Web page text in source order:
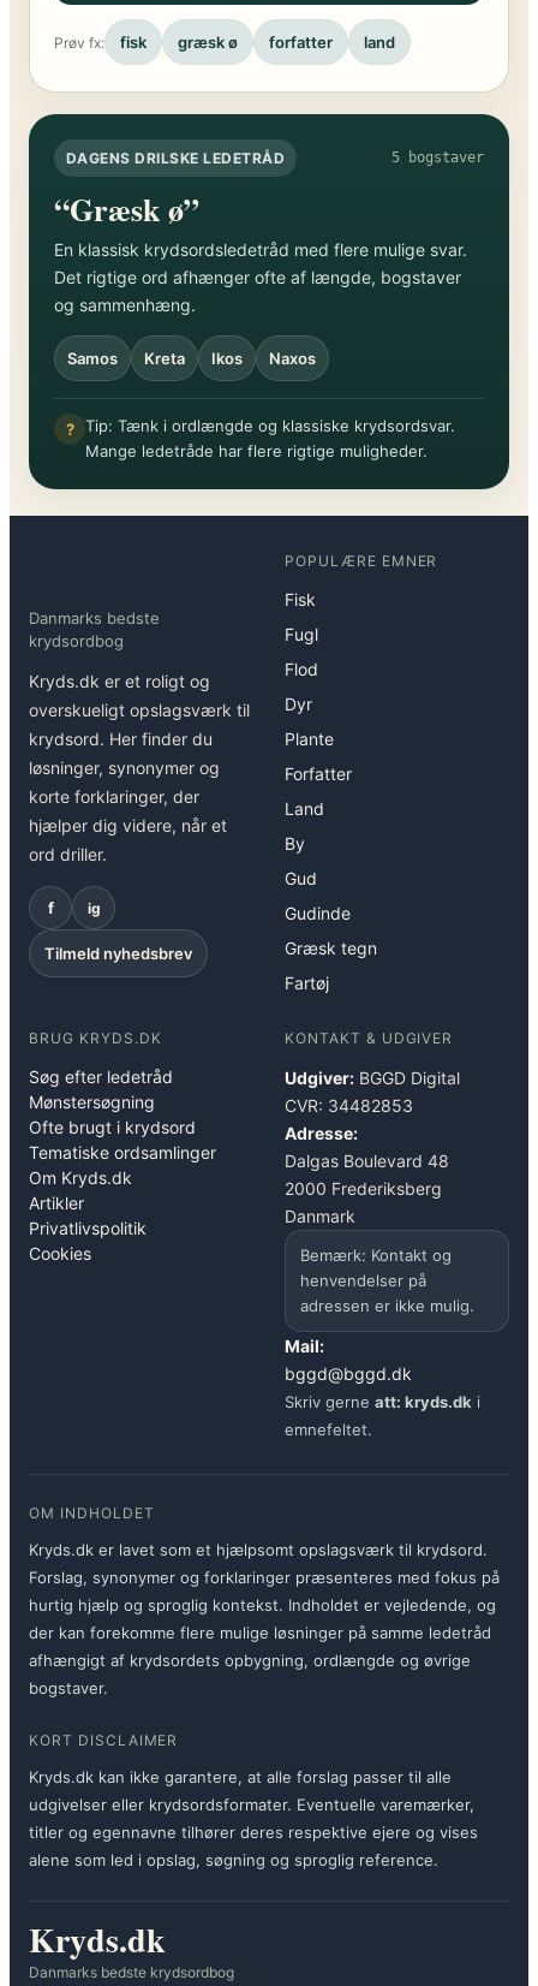
Prøv fx: fisk græsk ø forfatter land
DAGENS DRILSKE LEDETRÅD 5 bogstaver
“Græsk ø”
En klassisk krydsordsledetråd med flere mulige svar.
Det rigtige ord afhænger ofte af længde, bogstaver
og sammenhæng.
Samos Kreta Ikos Naxos
? Tip: Tænk i ordlængde og klassiske krydsordsvar.
Mange ledetråde har flere rigtige muligheder.
Danmarks bedste
krydsordbog
Kryds.dk er et roligt og
overskueligt opslagsværk til
krydsord. Her finder du
løsninger, synonymer og
korte forklaringer, der
hjælper dig videre, når et
ord driller.
f ig
Tilmeld nyhedsbrev
POPULÆRE EMNER
Fisk
Fugl
Flod
Dyr
Plante
Forfatter
Land
By
Gud
Gudinde
Græsk tegn
Fartøj
BRUG KRYDS.DK
Søg efter ledetråd
Mønstersøgning
Ofte brugt i krydsord
Tematiske ordsamlinger
Om Kryds.dk
Artikler
Privatlivspolitik
Cookies
KONTAKT & UDGIVER
Udgiver: BGGD Digital
CVR: 34482853
Adresse:
Dalgas Boulevard 48
2000 Frederiksberg
Danmark
Bemærk: Kontakt og
henvendelser på
adressen er ikke mulig.
Mail:
bggd@bggd.dk
Skriv gerne att: kryds.dk i
emnefeltet.
OM INDHOLDET
Kryds.dk er lavet som et hjælpsomt opslagsværk til krydsord.
Forslag, synonymer og forklaringer præsenteres med fokus på
hurtig hjælp og sproglig kontekst. Indholdet er vejledende, og
der kan forekomme flere mulige løsninger på samme ledetråd
afhængigt af krydsordets opbygning, ordlængde og øvrige
bogstaver.
KORT DISCLAIMER
Kryds.dk kan ikke garantere, at alle forslag passer til alle
udgivelser eller krydsordsformater. Eventuelle varemærker,
titler og egennavne tilhører deres respektive ejere og vises
alene som led i opslag, søgning og sproglig reference.
Kryds.dk
Danmarks bedste krydsordbog